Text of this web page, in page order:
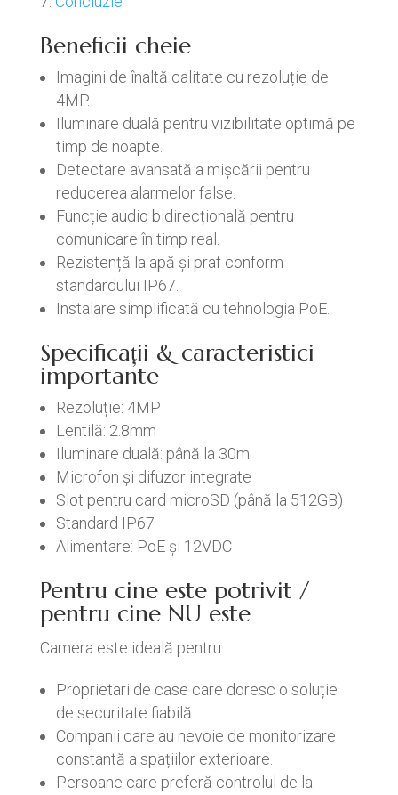
Beneficii cheie
Imagini de înaltă calitate cu rezoluție de
4MP.
Iluminare duală pentru vizibilitate optimă pe
timp de noapte.
Detectare avansată a mișcării pentru
reducerea alarmelor false.
Funcție audio bidirecțională pentru
comunicare în timp real.
Rezistență la apă și praf conform
standardului IP67.
Instalare simplificată cu tehnologia PoE.
Specificații & caracteristici
importante
Rezoluție: 4MP
Lentilă: 2.8mm
Iluminare duală: până la 30m
Microfon și difuzor integrate
Slot pentru card microSD (până la 512GB)
Standard IP67
Alimentare: PoE și 12VDC
Pentru cine este potrivit /
pentru cine NU este
Camera este ideală pentru:
Proprietari de case care doresc o soluție
de securitate fiabilă.
Companii care au nevoie de monitorizare
constantă a spațiilor exterioare.
Persoane care preferă controlul de la